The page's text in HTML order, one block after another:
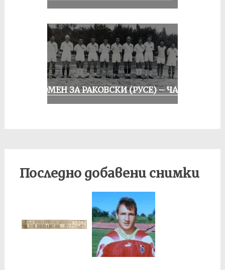
СПОМЕН ЗА РАКОВСКИ (РУСЕ) – ЧАСТ I
Последно добавени снимки